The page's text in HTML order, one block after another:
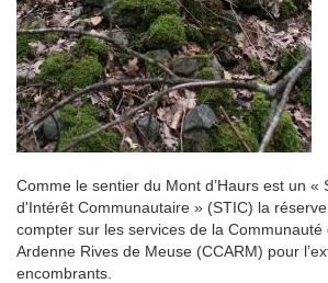
Comme le sentier du Mont d’Haurs est un «
d'Intérêt Communautaire » (STIC) la
compter sur les services de la Communauté
Ardenne Rives de Meuse (CCARM) pour
encombrants.